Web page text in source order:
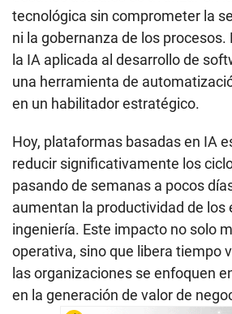
tecnológica sin comprometer la
ni la gobernanza de los procesos.
la IA aplicada al desarrollo de
una herramienta de
en un habilitador estratégico.
Hoy, plataformas basadas en IA
reducir significativamente los
pasando de semanas a pocos
aumentan la productividad de los
ingeniería. Este impacto no solo
operativa, sino que libera tiempo
las organizaciones se enfoquen
en la generación de valor de